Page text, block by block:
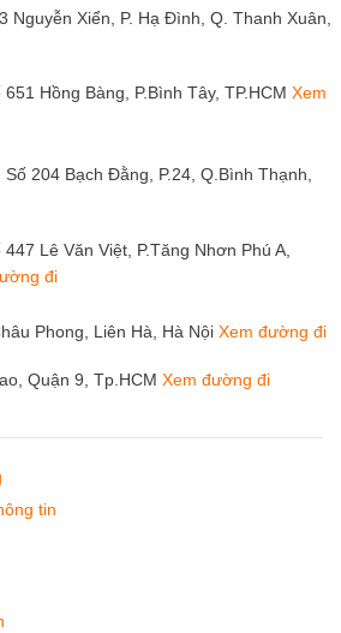
Nguyễn Xiển, P. Hạ Đình, Q. Thanh Xuân,
651 Hồng Bàng, P.Bình Tây, TP.HCM Xem
Số 204 Bạch Đằng, P.24, Q.Bình Thạnh,
447 Lê Văn Việt, P.Tăng Nhơn Phú A,
đi
Phong, Liên Hà, Hà Nội Xem đường đi
Quận 9, Tp.HCM Xem đường đi
tin